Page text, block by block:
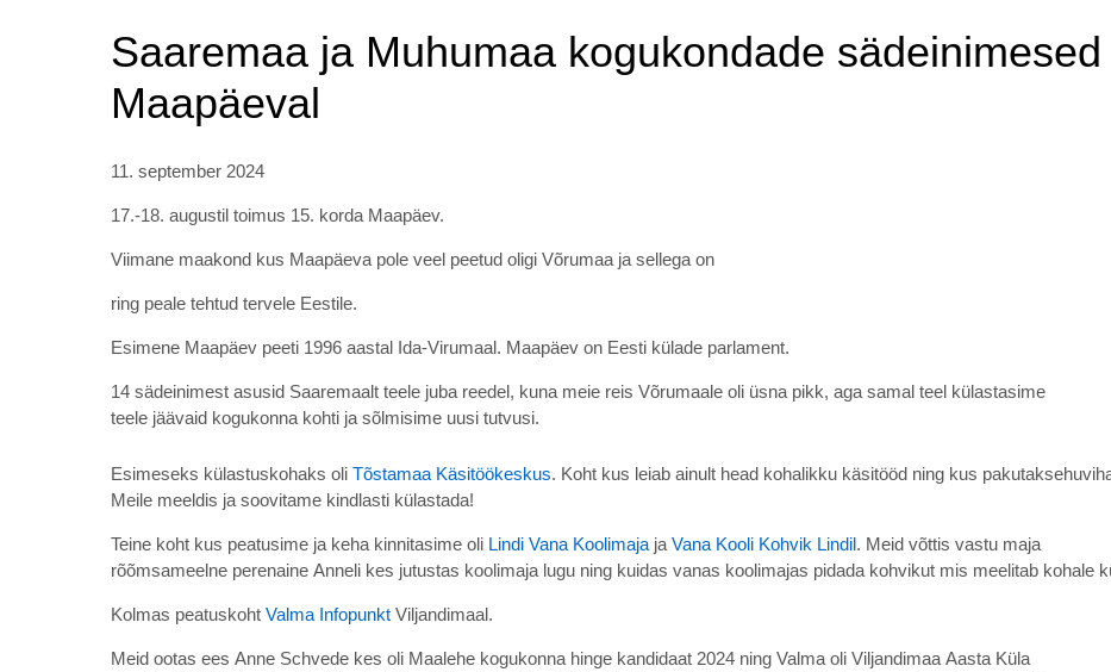
Saaremaa ja Muhumaa kogukondade
Maapäeval
11. september 2024
17.-18. augustil toimus 15. korda Maapäev.
Viimane maakond kus Maapäeva pole veel peetud oligi Võrumaa ja sellega on
ring peale tehtud tervele Eestile.
Esimene Maapäev peeti 1996 aastal Ida-Virumaal. Maapäev on Eesti külade parlament.
14 sädeinimest asusid Saaremaalt teele juba reedel, kuna meie reis Võrumaale oli üsna pikk, aga samal teel külastasime
teele jäävaid kogukonna kohti ja sõlmisime uusi tutvusi.
Esimeseks külastuskohaks oli Tõstamaa Käsitöökeskus. Koht kus leiab ainult head kohalikku käsitööd ning kus
Meile meeldis ja soovitame kindlasti külastada!
Teine koht kus peatusime ja keha kinnitasime oli Lindi Vana Koolimaja ja Vana Kooli Kohvik Lindil. Meid võttis vastu maja
rõõmsameelne perenaine Anneli kes jutustas koolimaja lugu ning kuidas vanas koolimajas pidada kohvikut mis meelitab
Kolmas peatuskoht Valma Infopunkt Viljandimaal.
Meid ootas ees Anne Schvede kes oli Maalehe kogukonna hinge kandidaat 2024 ning Valma oli Viljandimaa Aasta Küla